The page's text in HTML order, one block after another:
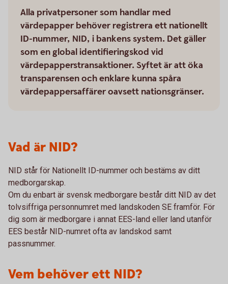
Alla privatpersoner som handlar med
värdepapper behöver registrera ett nationellt
ID-nummer, NID, i bankens system. Det gäller
som en global identifieringskod vid
värdepapperstransaktioner. Syftet är att öka
transparensen och enklare kunna spåra
värdepappersaffärer oavsett nationsgränser.
Vad är NID?
NID står för Nationellt ID-nummer och bestäms av ditt
medborgarskap.
Om du enbart är svensk medborgare består ditt NID av det
tolvsiffriga personnumret med landskoden SE framför. För
dig som är medborgare i annat EES-land eller land utanför
EES består NID-numret ofta av landskod samt
passnummer.
Vem behöver ett NID?